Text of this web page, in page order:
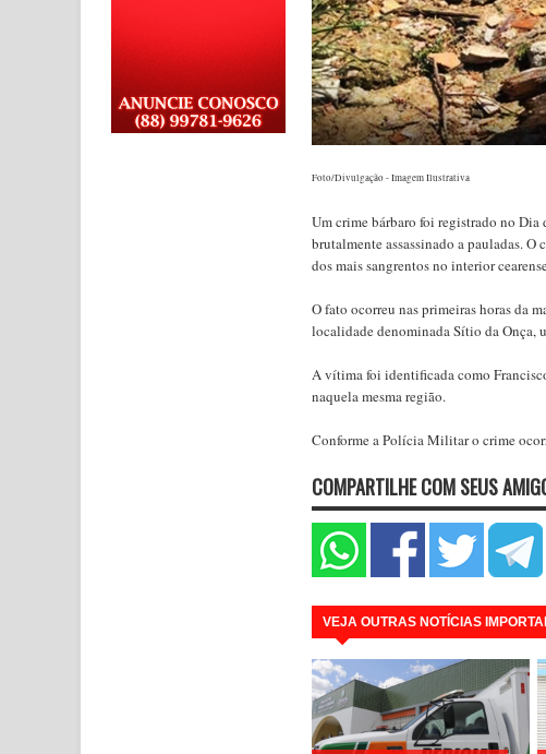
Foto/Divulgação - Imagem Ilustrativa
Um crime bárbaro foi registrado no
brutalmente assassinado a pauladas.
dos mais sangrentos no interior
O fato ocorreu nas primeiras horas da
localidade denominada Sítio da Onça,
A vítima foi identificada como
naquela mesma região.
Conforme a Polícia Militar o crime
COMPARTILHE COM SEUS
VEJA OUTRAS NOTÍCIAS